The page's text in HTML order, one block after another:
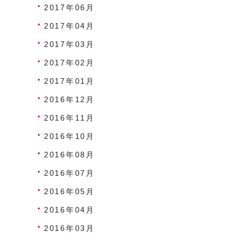
2017年06月
2017年04月
2017年03月
2017年02月
2017年01月
2016年12月
2016年11月
2016年10月
2016年08月
2016年07月
2016年05月
2016年04月
2016年03月